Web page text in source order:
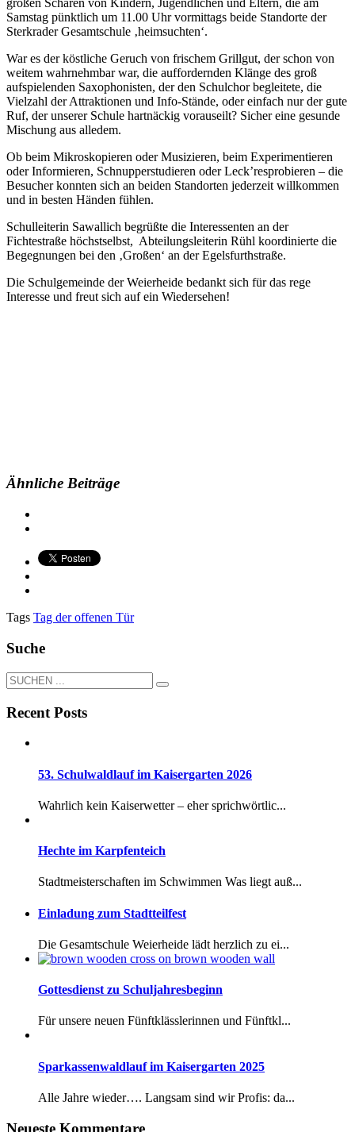
großen Scharen von Kindern, Jugendlichen und Eltern, die am
Samstag pünktlich um 11.00 Uhr vormittags beide Standorte der
Sterkrader Gesamtschule ‚heimsuchten‘.
War es der köstliche Geruch von frischem Grillgut, der schon von
weitem wahrnehmbar war, die auffordernden Klänge des groß
aufspielenden Saxophonisten, der den Schulchor begleitete, die
Vielzahl der Attraktionen und Info-Stände, oder einfach nur der gute
Ruf, der unserer Schule hartnäckig vorauseilt? Sicher eine gesunde
Mischung aus alledem.
Ob beim Mikroskopieren oder Musizieren, beim Experimentieren
oder Informieren, Schnupperstudieren oder Leck’resprobieren – die
Besucher konnten sich an beiden Standorten jederzeit willkommen
und in besten Händen fühlen.
Schulleiterin Sawallich begrüßte die Interessenten an der
Fichtestraße höchstselbst, Abteilungsleiterin Rühl koordinierte die
Begegnungen bei den ‚Großen‘ an der Egelsfurthstraße.
Die Schulgemeinde der Weierheide bedankt sich für das rege
Interesse und freut sich auf ein Wiedersehen!
Ähnliche Beiträge
Tags Tag der offenen Tür
Suche
Recent Posts
53. Schulwaldlauf im Kaisergarten 2026
Wahrlich kein Kaiserwetter – eher sprichwörtlic...
Hechte im Karpfenteich
Stadtmeisterschaften im Schwimmen Was liegt auß...
Einladung zum Stadtteilfest
Die Gesamtschule Weierheide lädt herzlich zu ei...
Gottesdienst zu Schuljahresbeginn
Für unsere neuen Fünftklässlerinnen und Fünftkl...
Sparkassenwaldlauf im Kaisergarten 2025
Alle Jahre wieder…. Langsam sind wir Profis: da...
Neueste Kommentare